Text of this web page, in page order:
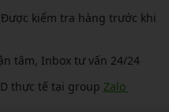
kiểm tra hàng trước khi
tâm, Inbox tư vấn 24/24
thực tế tại group Zalo